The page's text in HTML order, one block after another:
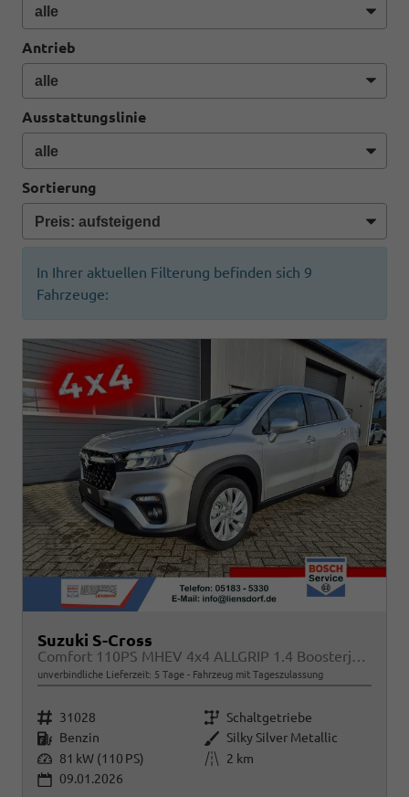
Antrieb
Ausstattungslinie
Sortierung
In Ihrer aktuellen Filterung befinden sich 9
Fahrzeuge:
Suzuki S-Cross
Comfort 110PS MHEV 4x4 ALLGRIP 1.4 Boosterjet Navi Klimaautomatik Sitzheizung ACC PDC v+h Rückf.Kamera Suzuki-Radio Apple CarPlay Android Auto Touchscreen 2xKeyless 17-LM
unverbindliche Lieferzeit: 5 Tage Fahrzeug mit Tageszulassung
Fahrzeugnr. 31028 Getriebe Schaltgetriebe
Kraftstoff Benzin Außenfarbe Silky Silver Metallic
Leistung 81 kW (110 PS) Kilometerstand
2 km
09.01.2026